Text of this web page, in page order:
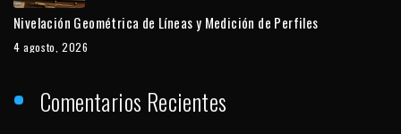
Nivelación Geométrica de Líneas y Medición de Perfiles
4 agosto, 2026
Comentarios Recientes